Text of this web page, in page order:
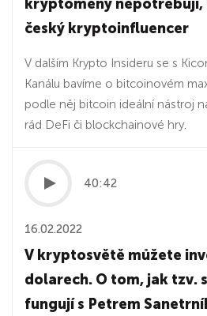
kryptoměny nepotřebuji,
český kryptoinfluencer
V dalším Krypto Insideru se s
Kanálu bavíme o bitcoinovém
podle něj bitcoin ideální nástroj
rád DeFi či blockchainové hry.
40:42
16.02.2022
V kryptosvětě můžete
dolarech. O tom, jak tzv.
fungují s Petrem